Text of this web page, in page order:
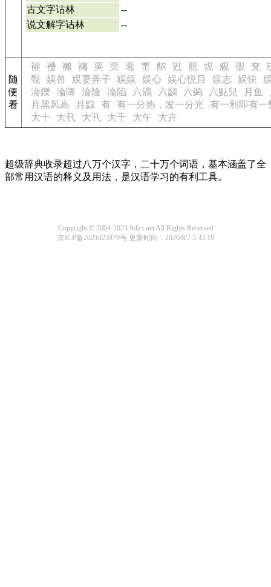
古文字诂林
--
说文解字诂林
--
随
便
看
䙮 䙯 䙰 䙱 䙲 䙳 䙴 䙵 䙶 䙸 䙹 䙺 䙻 䙼 䙽
䚈
娱兽 娱妻弄子 娱娱 娱心 娱心悦目 娱志 娱快
淪鑠 淪降 淪陰 淪陷 六鶂 六鷁 六鹢 六點兒 月鱼
月黑风高
月黥 有 有一分热，发一分光
有一利即有一
大十
大卂 大卂 大千 大午 大卉
超级辞典收录超过八万个汉字，二十万个词语，基本涵盖了全
部常用汉语的释义及用法，是汉语学习的有利工具。
Copyright © 2004-2023 Sdict.net All Rights Reserved
京ICP备2021023879号更新时间：2026/8/7 5:33:19